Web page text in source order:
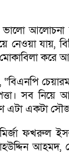
আলোচনা
নেওয়া যায়,
করে
সব
এটা একটা
ফখরুল
আহমদ,